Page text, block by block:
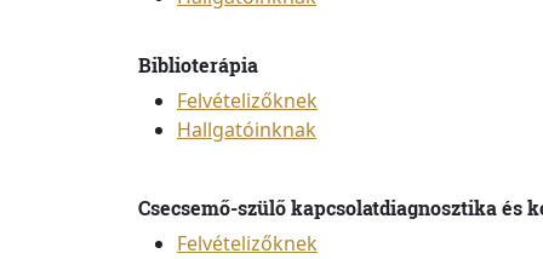
Biblioterápia
Felvételizőknek
Hallgatóinknak
Csecsemő-szülő kapcsolatdiagnosztika és
Felvételizőknek